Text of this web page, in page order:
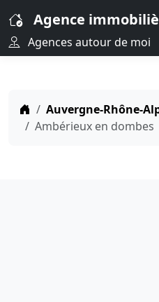
Agence
Agences autour de moi
Auvergne-Rhône-
Ambérieux en dombes